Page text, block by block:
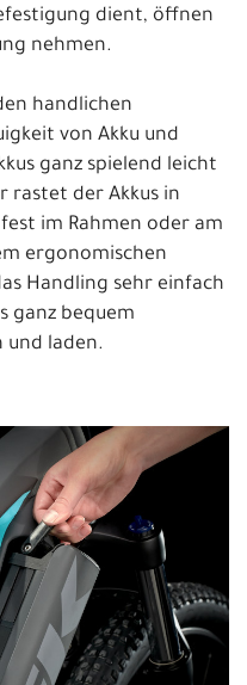
dient, öffnen
nehmen.
handlichen
von Akku und
ganz spielend leicht
rastet der Akkus in
im Rahmen oder am
ergonomischen
Handling sehr einfach
ganz bequem
und laden.